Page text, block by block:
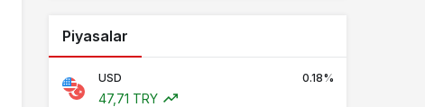
Piyasalar
USD 0.18%
47,71 TRY